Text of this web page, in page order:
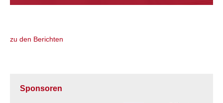
zu den Berichten
Sponsoren